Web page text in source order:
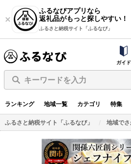
ふるなびアプリなら
返礼品がもっと探しやすい！
ふるさと納税サイト「ふるなび」
ガイド
キーワードを入力
ランキング 地域一覧 カテゴリ 特集
ふるさと納税サイト「ふるなび」 地域で